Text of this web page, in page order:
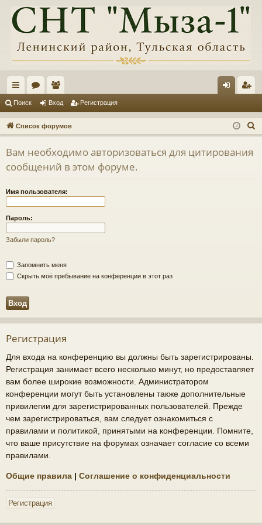
с
ы
лк
и
ум
ы
ол
ьз
ов
ат
ел
и
д ис
тр
ац
Поиск Вход Регистрация
Список форумов
о
Вам необходимо авторизоваться для цитирования
сообщений в этом форуме.
Имя пользователя:
Пароль:
Забыли пароль?
Запомнить меня
Скрыть моё пребывание на конференции в этот раз
Регистрация
Для входа на конференцию вы должны быть зарегистрированы.
Регистрация занимает всего несколько минут, но предоставляет
вам более широкие возможности. Администратором
конференции могут быть установлены также дополнительные
привилегии для зарегистрированных пользователей. Прежде
чем зарегистрироваться, вам следует ознакомиться с
правилами и политикой, принятыми на конференции. Помните,
что ваше присутствие на форумах означает согласие со всеми
правилами.
Общие правила | Соглашение о конфиденциальности
Регистрация